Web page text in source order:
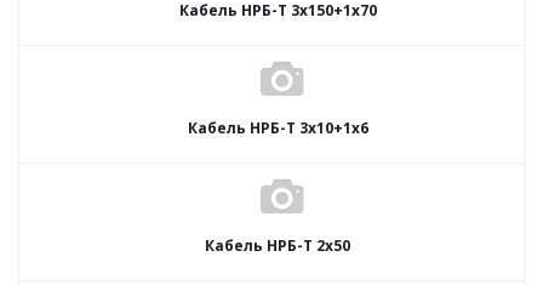
Кабель НРБ-Т 3х150+1х70
Кабель НРБ-Т 3х10+1х6
Кабель НРБ-Т 2х50